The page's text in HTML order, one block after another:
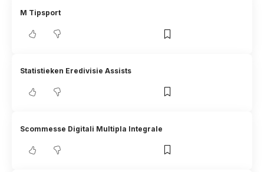
M Tipsport
Statistieken Eredivisie Assists
Scommesse Digitali Multipla Integrale